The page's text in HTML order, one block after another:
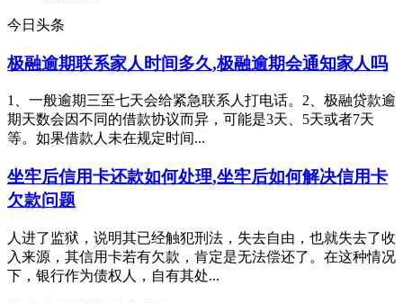
今日头条
极融逾期联系家人时间多久,极融逾期会通知家人吗
1、一般逾期三至七天会给紧急联系人打电话。2、极融贷款逾
期天数会因不同的借款协议而异，可能是3天、5天或者7天
等。如果借款人未在规定时间...
坐牢后信用卡还款如何处理,坐牢后如何解决信用卡
欠款问题
人进了监狱，说明其已经触犯刑法，失去自由，也就失去了收
入来源，其信用卡若有欠款，肯定是无法偿还了。在这种情况
下，银行作为债权人，自有其处...